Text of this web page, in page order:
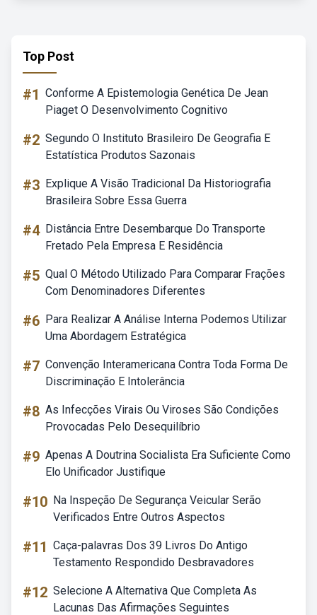
Top Post
#1 Conforme A Epistemologia Genética De Jean
Piaget O Desenvolvimento Cognitivo
#2 Segundo O Instituto Brasileiro De Geografia E
Estatística Produtos Sazonais
#3 Explique A Visão Tradicional Da Historiografia
Brasileira Sobre Essa Guerra
#4 Distância Entre Desembarque Do Transporte
Fretado Pela Empresa E Residência
#5 Qual O Método Utilizado Para Comparar Frações
Com Denominadores Diferentes
#6 Para Realizar A Análise Interna Podemos Utilizar
Uma Abordagem Estratégica
#7 Convenção Interamericana Contra Toda Forma De
Discriminação E Intolerância
#8 As Infecções Virais Ou Viroses São Condições
Provocadas Pelo Desequilíbrio
#9 Apenas A Doutrina Socialista Era Suficiente Como
Elo Unificador Justifique
#10 Na Inspeção De Segurança Veicular Serão
Verificados Entre Outros Aspectos
#11 Caça-palavras Dos 39 Livros Do Antigo
Testamento Respondido Desbravadores
#12 Selecione A Alternativa Que Completa As
Lacunas Das Afirmações Seguintes